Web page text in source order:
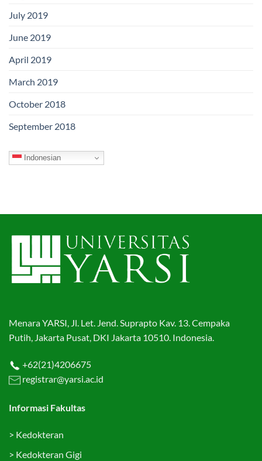
July 2019
June 2019
April 2019
March 2019
October 2018
September 2018
Indonesian
Menara YARSI, Jl. Let. Jend. Suprapto Kav. 13. Cempaka
Putih, Jakarta Pusat, DKI Jakarta 10510. Indonesia.
+62(21)4206675
registrar@yarsi.ac.id
Informasi Fakultas
> Kedokteran
> Kedokteran Gigi